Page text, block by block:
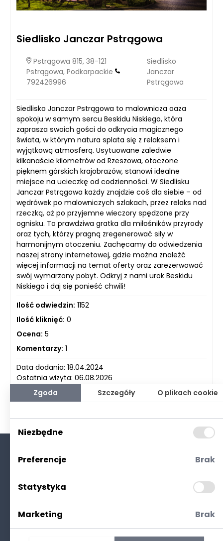
Siedlisko Janczar Pstrągowa
Pstrągowa 815, 38-121
Pstrągowa, Podkarpackie
792426996
Siedlisko
Janczar
Pstrągowa
Siedlisko Janczar Pstrągowa to malownicza oaza
spokoju w samym sercu Beskidu Niskiego, która
zaprasza swoich gości do odkrycia magicznego
świata, w którym natura splata się z relaksem i
wyjątkową atmosferą. Usytuowane zaledwie
kilkanaście kilometrów od Rzeszowa, otoczone
pięknem górskich krajobrazów, stanowi idealne
miejsce na ucieczkę od codzienności. W Siedlisku
Janczar Pstrągowa każdy znajdzie coś dla siebie – od
wędrówek po malowniczych szlakach, przez relaks nad
rzeczką, aż po przyjemne wieczory spędzone przy
ognisku. To prawdziwa gratka dla miłośników przyrody
oraz tych, którzy pragną zregenerować siły w
harmonijnym otoczeniu. Zachęcamy do odwiedzenia
naszej strony internetowej, gdzie można znaleźć
więcej informacji na temat oferty oraz zarezerwować
swój wymarzony pobyt. Odkryj z nami urok Beskidu
Niskiego i daj się ponieść chwili!
Ilość odwiedzin: 1152
Ilość kliknięć: 0
Ocena: 5
Komentarzy: 1
Data dodania: 18.04.2024
Ostatnia wizyta: 06.08.2026
Polityka prywatności
Zgoda Szczegóły O plikach cookie
Niezbędne
Preferencje Brak
Statystyka
Marketing Brak